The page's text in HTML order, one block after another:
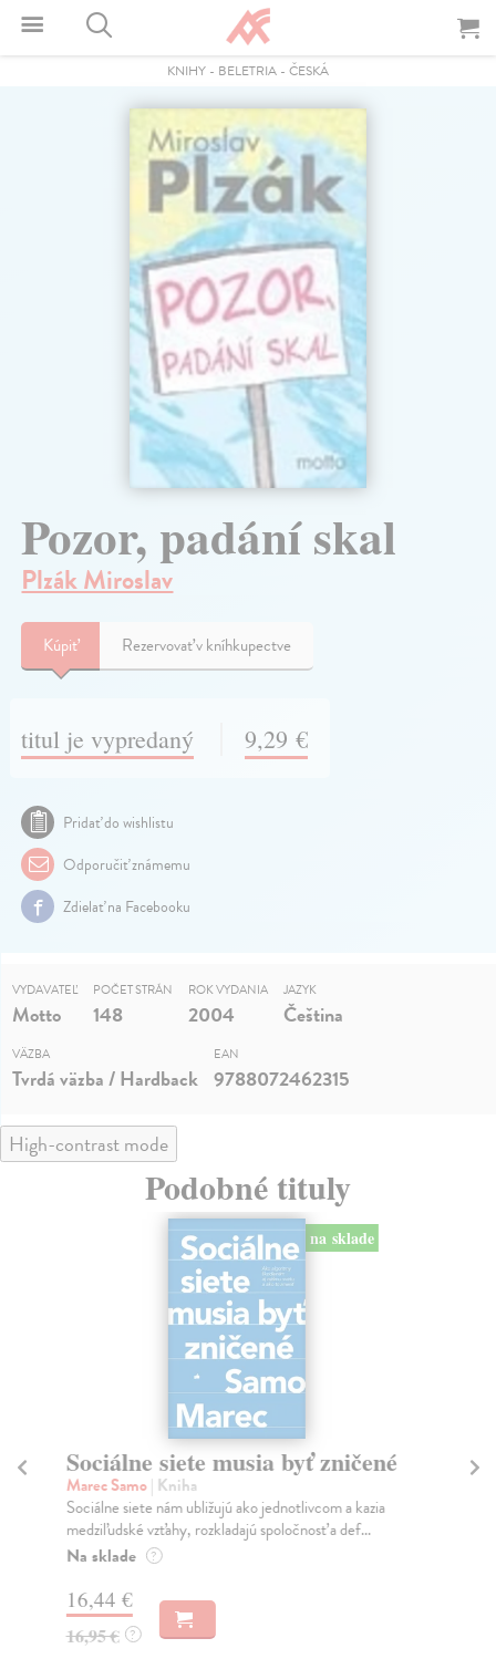
KNIHY - BELETRIA - ČESKÁ
Pozor, padání skal
Plzák Miroslav
Kúpiť Rezervovať v kníhkupectve
titul je vypredaný 9,29 €
Pridať do wishlistu
Odporučiť známemu
Zdielať na Facebooku
VYDAVATEĽ
Motto
POČET STRÁN
148
ROK VYDANIA
2004
JAZYK
Čeština
VÄZBA
Tvrdá väzba / Hardback
EAN
9788072462315
High-contrast mode
Podobné tituly
na sklade
Sociálne siete musia byť zničené
Marec Samo| Kniha
Sociálne siete nám ubližujú ako jednotlivcom a kazia
medziľudské vzťahy, rozkladajú spoločnosť a def...
Na sklade ?
16,44 €
16,95 € ?